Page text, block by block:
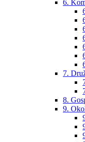
6.
7.
8.
9.